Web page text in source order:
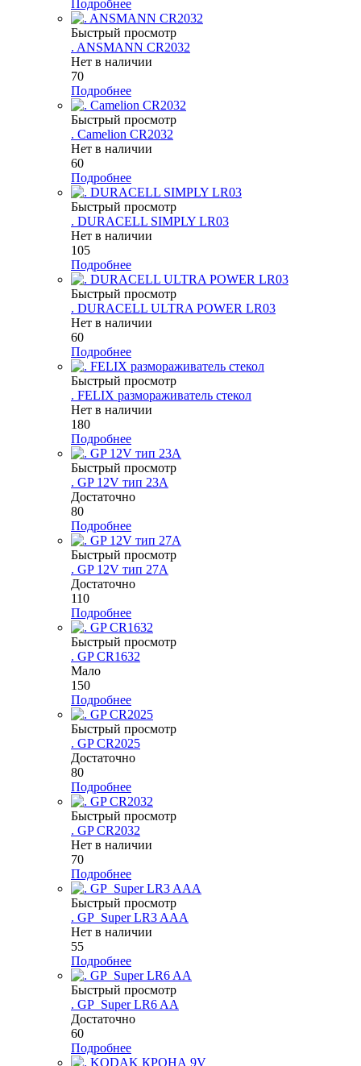
Подробнее
Быстрый просмотр
. ANSMANN CR2032
Нет в наличии
70
Подробнее
Быстрый просмотр
. Camelion CR2032
Нет в наличии
60
Подробнее
Быстрый просмотр
. DURACELL SIMPLY LR03
Нет в наличии
105
Подробнее
Быстрый просмотр
. DURACELL ULTRA POWER LR03
Нет в наличии
60
Подробнее
Быстрый просмотр
. FELIX размораживатель стекол
Нет в наличии
180
Подробнее
Быстрый просмотр
. GP 12V тип 23A
Достаточно
80
Подробнее
Быстрый просмотр
. GP 12V тип 27A
Достаточно
110
Подробнее
Быстрый просмотр
. GP CR1632
Мало
150
Подробнее
Быстрый просмотр
. GP CR2025
Достаточно
80
Подробнее
Быстрый просмотр
. GP CR2032
Нет в наличии
70
Подробнее
Быстрый просмотр
. GP_Super LR3 AAA
Нет в наличии
55
Подробнее
Быстрый просмотр
. GP_Super LR6 AA
Достаточно
60
Подробнее